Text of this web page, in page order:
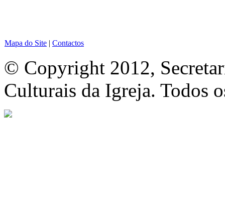
Mapa do Site | Contactos
© Copyright 2012,
Culturais da Igreja. Todos